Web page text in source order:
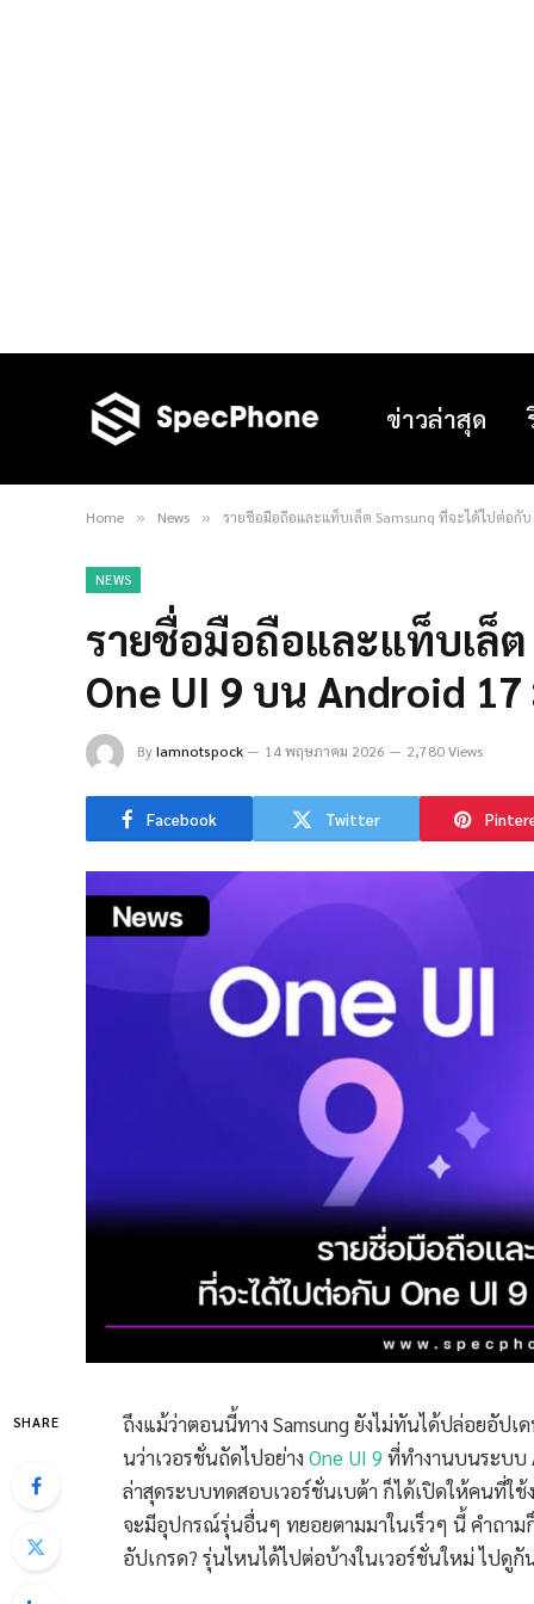
ข่าวล่าสุด
Home » News » รายชื่อมือถือและแท็บเล็ต Samsung ที่จะได้ไปต่อกั
NEWS
รายชื่อมือถือและแท็บเล็
One UI 9 บน Android
ByIamnotspock 14 พฤษภาคม 2026 2,780 Views
Facebook Twitter
SHARE
ถึงแม้ว่าตอนนี้ทาง Samsung ยังไม่ทันได้ปล่อยอัปเ
นว่าเวอรชั่นถัดไปอย่าง One UI 9 ที่ทำงานบนระบบ
ล่าสุดระบบทดสอบเวอร์ชั่นเบต้า ก็ได้เปิดให้คนที่ใช้
จะมีอุปกรณ์รุ่นอื่นๆ ทยอยตามมาในเร็วๆ นี้ คำถาม
อัปเกรด? รุ่นไหนได้ไปต่อบ้างในเวอร์ชั่นใหม่ ไปดูกั